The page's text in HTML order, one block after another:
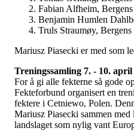
Fabian Alfheim,
Benjamin Humlen
Truls Straumøy,
Mariusz Piasecki er med som
Treningssamling 7. - 10. april
For å gi alle fekterne så gode
Fekteforbund organisert en
fektere i Cetniewo, Polen.
Mariusz Piasecki sammen
landslaget som nylig vant